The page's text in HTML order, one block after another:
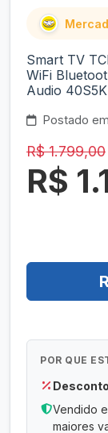
Smart TV
WiFi
Audio 40S5K
Postado
R$ 1.799,00
R$
POR QUE
Vendido
maiores